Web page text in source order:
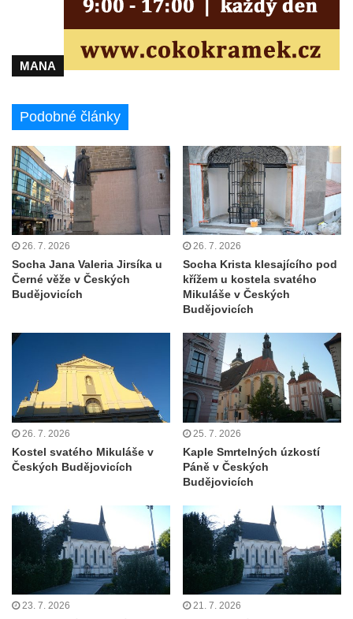
Kaple v centru Roudníčku
Kaple u domu čp. 51 v Roudníčku
Kaple v Brníkově
Kaple na západním okraji Ředhoště
Kostel svatého Jiljí v Ředhošti
Kaple severně od Ředhoště
Kostel Nanebevzetí Panny Marie v Horním
Jiřetíně
Kostel Nanebevzetí Panny Marie v
Postoloprtech
Hřbitovní kaple v Postoloprtech
Kostel svatého Jana Evangelisty v Malém
Kaple svatého Antonína Paduánského na
návsi ve Vysokém Březně
Bývalá kaple svatých Jana a Pavla v
Nemilkově
Kaple svatého Jana Nepomuckého v Lišnici
Hřbitovní kaple v Chotyni
Kaple Čtrnácti svatých pomocníků v
Hřbitovní kaple v Hrádku nad Nisou
Müllerova hrobka v Hrádku nad Nisou
Márnice na hřbitově ve Sněžné
Kostel Panny Marie Sněžné ve Sněžné
MANA
Podobné články
26. 7. 2026
Socha Jana Valeria Jirsíka u
Černé věže v Českých
Budějovicích
26. 7. 2026
Socha Krista klesajícího pod
křížem u kostela svatého
Mikuláše v Českých
Budějovicích
26. 7. 2026
Kostel svatého Mikuláše v
Českých Budějovicích
25. 7. 2026
Kaple Smrtelných úzkostí
Páně v Českých
Budějovicích
23. 7. 2026 21. 7. 2026